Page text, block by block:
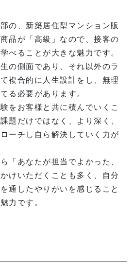
の、新築居住型マンション販
品が「高級」なので、接客の
べることが大きな魅力です。
の側面であり、それ以外のラ
複合的に人生設計をし、無理
る必要があります。
をお客様と共に積んでいくこ
題だけではなく、より深く、
ーチし自ら解決していく力が
「あなたが担当でよかった、
けいただくことも多く、自分
通したやりがいを感じること
力です。